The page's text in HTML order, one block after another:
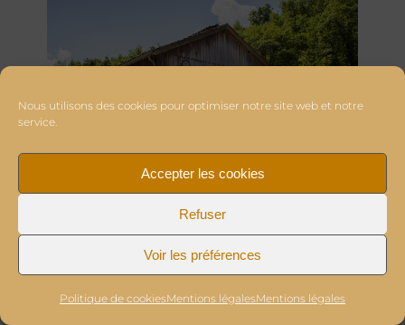
Nous utilisons des cookies pour optimiser notre site web et notre
service.
Accepter les cookies
Refuser
Voir les préférences
Politique de cookiesMentions légalesMentions légales